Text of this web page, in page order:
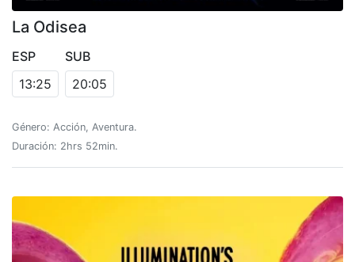
La Odisea
ESP
13:25
SUB
20:05
Género: Acción, Aventura.
Duración: 2hrs 52min.